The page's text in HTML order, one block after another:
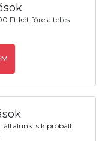
Ft két főre a teljes
általunk is kipróbált